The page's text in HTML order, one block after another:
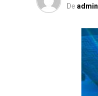
De admin